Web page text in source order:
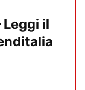
Leggi il